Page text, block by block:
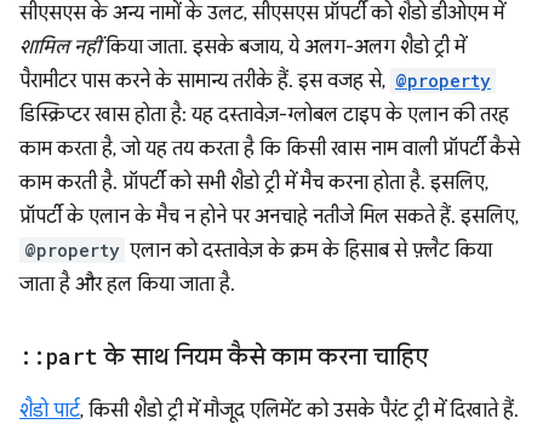
सीएसएस के अन्य नामों के उलट, सीएसएस प्रॉपर्टी को शैडो डीओएम में
शामिल नहींकिया जाता. इसके बजाय, ये अलग-अलग शैडो ट्री में
पैरामीटर पास करने के सामान्य तरीके हैं. इस वजह से, @property
डिस्क्रिप्टर खास होता है: यह दस्तावेज़-ग्लोबल टाइप के एलान की तरह
काम करता है, जो यह तय करता है कि किसी खास नाम वाली प्रॉपर्टी कैसे
काम करती है. प्रॉपर्टी को सभी शैडो ट्री में मैच करना होता है. इसलिए,
प्रॉपर्टी के एलान के मैच न होने पर अनचाहे नतीजे मिल सकते हैं. इसलिए,
@property एलान को दस्तावेज़ के क्रम के हिसाब से फ़्लैट किया
जाता है और हल किया जाता है.
:: part के साथ नियम कैसे काम करना चाहिए
शैडो पार्ट, किसी शैडो ट्री में मौजूद एलिमेंट को उसके पैरंट ट्री में दिखाते हैं.